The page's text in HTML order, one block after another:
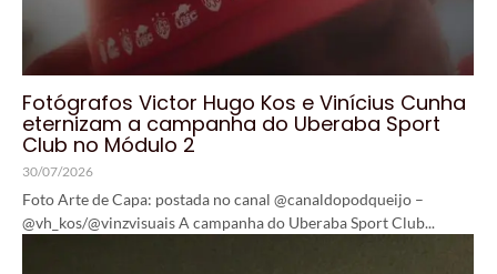
Fotógrafos Victor Hugo Kos e Vinícius Cunha
eternizam a campanha do Uberaba Sport
Club no Módulo 2
30/07/2026
Foto Arte de Capa: postada no canal @canaldopodqueijo –
@vh_kos/@vinzvisuais A campanha do Uberaba Sport Club...